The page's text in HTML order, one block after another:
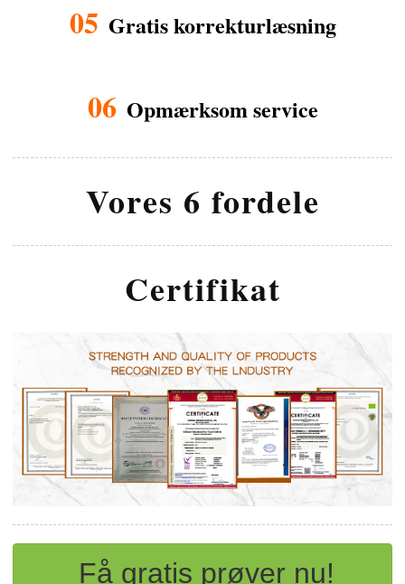
05 Gratis korrekturlæsning
06 Opmærksom service
Vores 6 fordele
Certifikat
Få gratis prøver nu!